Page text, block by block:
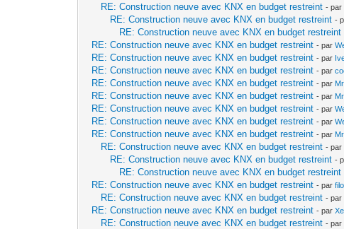
RE: Construction neuve avec KNX en budget restreint - par
RE: Construction neuve avec KNX en budget restreint -
RE: Construction neuve avec KNX en budget restreint
RE: Construction neuve avec KNX en budget restreint - par
RE: Construction neuve avec KNX en budget restreint - par
RE: Construction neuve avec KNX en budget restreint - par
RE: Construction neuve avec KNX en budget restreint - par
RE: Construction neuve avec KNX en budget restreint - par
RE: Construction neuve avec KNX en budget restreint - par
RE: Construction neuve avec KNX en budget restreint - par
RE: Construction neuve avec KNX en budget restreint - par
RE: Construction neuve avec KNX en budget restreint - par
RE: Construction neuve avec KNX en budget restreint -
RE: Construction neuve avec KNX en budget restreint
RE: Construction neuve avec KNX en budget restreint - par
RE: Construction neuve avec KNX en budget restreint - par
RE: Construction neuve avec KNX en budget restreint - par
RE: Construction neuve avec KNX en budget restreint - par